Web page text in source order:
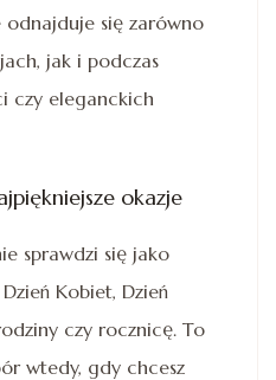
się zarówno
jak i podczas
czy eleganckich
okazje
sprawdzi się jako
Kobiet, Dzień
czy rocznicę. To
wtedy, gdy chcesz